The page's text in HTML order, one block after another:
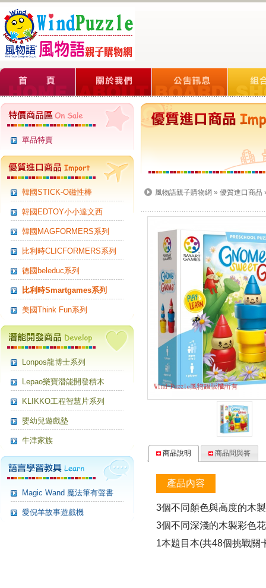
單品特賣
韓國STICK-O磁性棒
韓國EDTOY小小達文西
韓國MAGFORMERS系列
比利時CLICFORMERS系列
德國beleduc系列
比利時Smartgames系列
美國Think Fun系列
Lonpos龍博士系列
Lepao樂寶潛能開發積木
KLIKKO工程智慧片系列
嬰幼兒遊戲墊
牛津家族
Magic Wand 魔法筆有聲書
愛倪羊故事遊戲機
風物語親子購物網 » 優質進口商品
商品說明 商品問與答
產品內容
3個不同顏色與高度的木
3個不同深淺的木製彩色
1本題目本(共48個挑戰關